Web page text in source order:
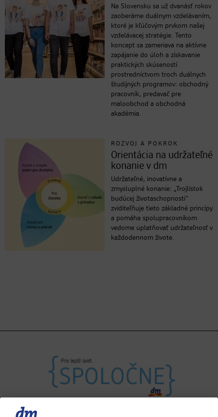
Na Slovensku sa už dvanásť rokov
zaoberáme duálnym vzdelávaním,
ktoré je kľúčovým prvkom našej
vzdelávacej stratégie. Tento
koncept sa zameriava na aktívne
zapájanie do úloh a získavanie
praktických skúseností
prostredníctvom troch duálnych
študijných programov: obchodný
pracovník, predavač pre
maloobchod a obchodná
akadémia.
ROZVOJ A POKROK
Orientácia na udržateľné
konanie v dm
Udržateľné, inovatívne a
zmysluplné konanie: „Trojlístok
budúcej životaschopnosti“
zviditeľňuje tieto základné princípy
a pomáha spolupracovníkom
vedome uplatňovať udržateľnosť v
každodennom živote.